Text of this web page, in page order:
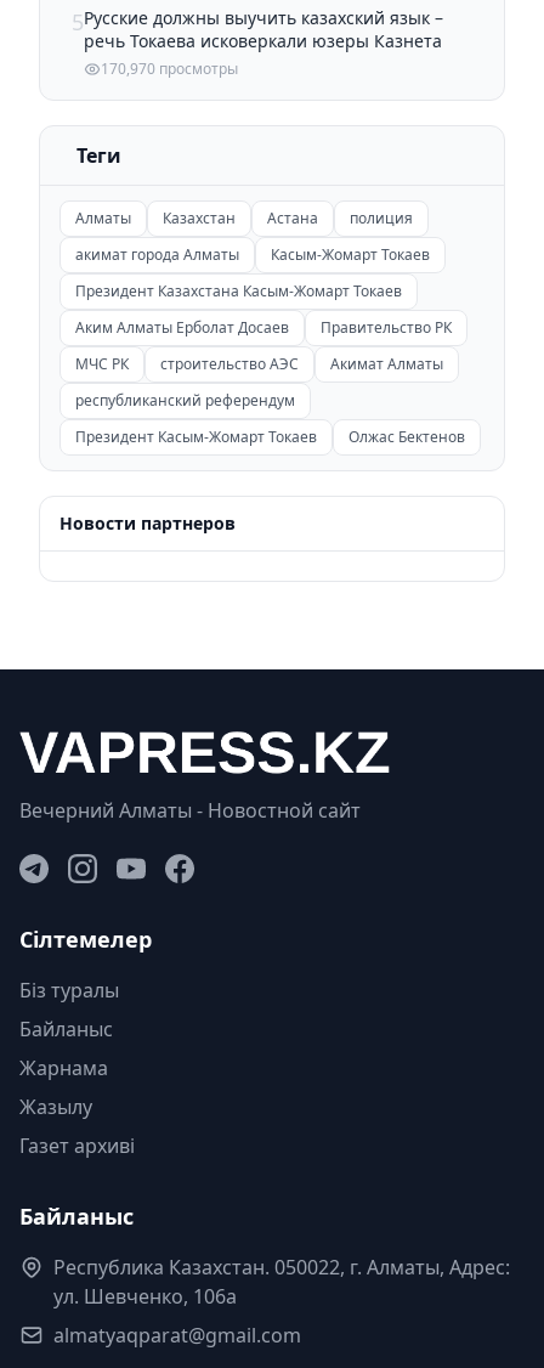
5Русские должны выучить казахский язык –
речь Токаева исковеркали юзеры Казнета
170,970 просмотры
Теги
Алматы Казахстан Астана
полиция
акимат города Алматы
Касым-Жомарт Токаев
Президент Казахстана Касым-Жомарт Токаев
Аким Алматы Ерболат Досаев
Правительство РК
МЧС РК
строительство АЭС
Акимат Алматы
республиканский референдум
Президент Касым-Жомарт Токаев
Олжас Бектенов
Новости партнеров
Вечерний Алматы - Новостной сайт
Сілтемелер
Біз туралы
Байланыс
Жарнама
Жазылу
Газет архиві
Байланыс
Республика Казахстан. 050022, г. Алматы, Адрес:
ул. Шевченко, 106а
almatyaqparat@gmail.com